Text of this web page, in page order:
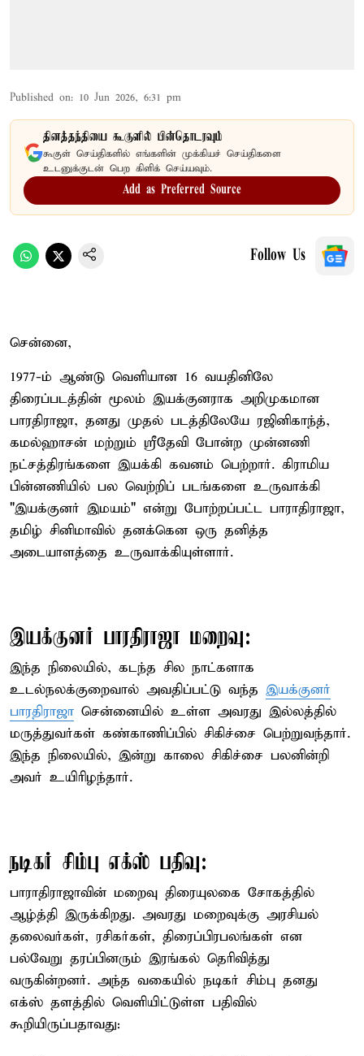
Published on: 10 Jun 2026, 6:31 pm
தினத்தந்தியை கூகுளில் பின்தொடரவும்
கூகுள் செய்திகளில் எங்களின் முக்கியச் செய்திகளை
உடனுக்குடன் பெற கிளிக் செய்யவும்.
Add as Preferred Source
Follow Us
சென்னை,
1977-ம் ஆண்டு வெளியான 16 வயதினிலே
திரைப்படத்தின் மூலம் இயக்குனராக அறிமுகமான
பாரதிராஜா, தனது முதல் படத்திலேயே ரஜினிகாந்த்,
கமல்ஹாசன் மற்றும் ஸ்ரீதேவி போன்ற முன்னணி
நட்சத்திரங்களை இயக்கி கவனம் பெற்றார். கிராமிய
பின்னணியில் பல வெற்றிப் படங்களை உருவாக்கி
"இயக்குனர் இமயம்" என்று போற்றப்பட்ட பாராதிராஜா,
தமிழ் சினிமாவில் தனக்கென ஒரு தனித்த
அடையாளத்தை உருவாக்கியுள்ளார்.
இயக்குனர் பாரதிராஜா மறைவு:
இந்த நிலையில், கடந்த சில நாட்களாக
உடல்நலக்குறைவால் அவதிப்பட்டு வந்த இயக்குனர்
பாரதிராஜா சென்னையில் உள்ள அவரது இல்லத்தில்
மருத்துவர்கள் கண்காணிப்பில் சிகிச்சை பெற்றுவந்தார்.
இந்த நிலையில், இன்று காலை சிகிச்சை பலனின்றி
அவர் உயிரிழந்தார்.
நடிகர் சிம்பு எக்ஸ் பதிவு:
பாராதிராஜாவின் மறைவு திரையுலகை சோகத்தில்
ஆழ்த்தி இருக்கிறது. அவரது மறைவுக்கு அரசியல்
தலைவர்கள், ரசிகர்கள், திரைப்பிரபலங்கள் என
பல்வேறு தரப்பினரும் இரங்கல் தெரிவித்து
வருகின்றனர். அந்த வகையில் நடிகர் சிம்பு தனது
எக்ஸ் தளத்தில் வெளியிட்டுள்ள பதிவில்
கூறியிருப்பதாவது: